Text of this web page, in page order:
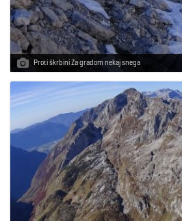
Proti škrbini Za gradom nekaj snega